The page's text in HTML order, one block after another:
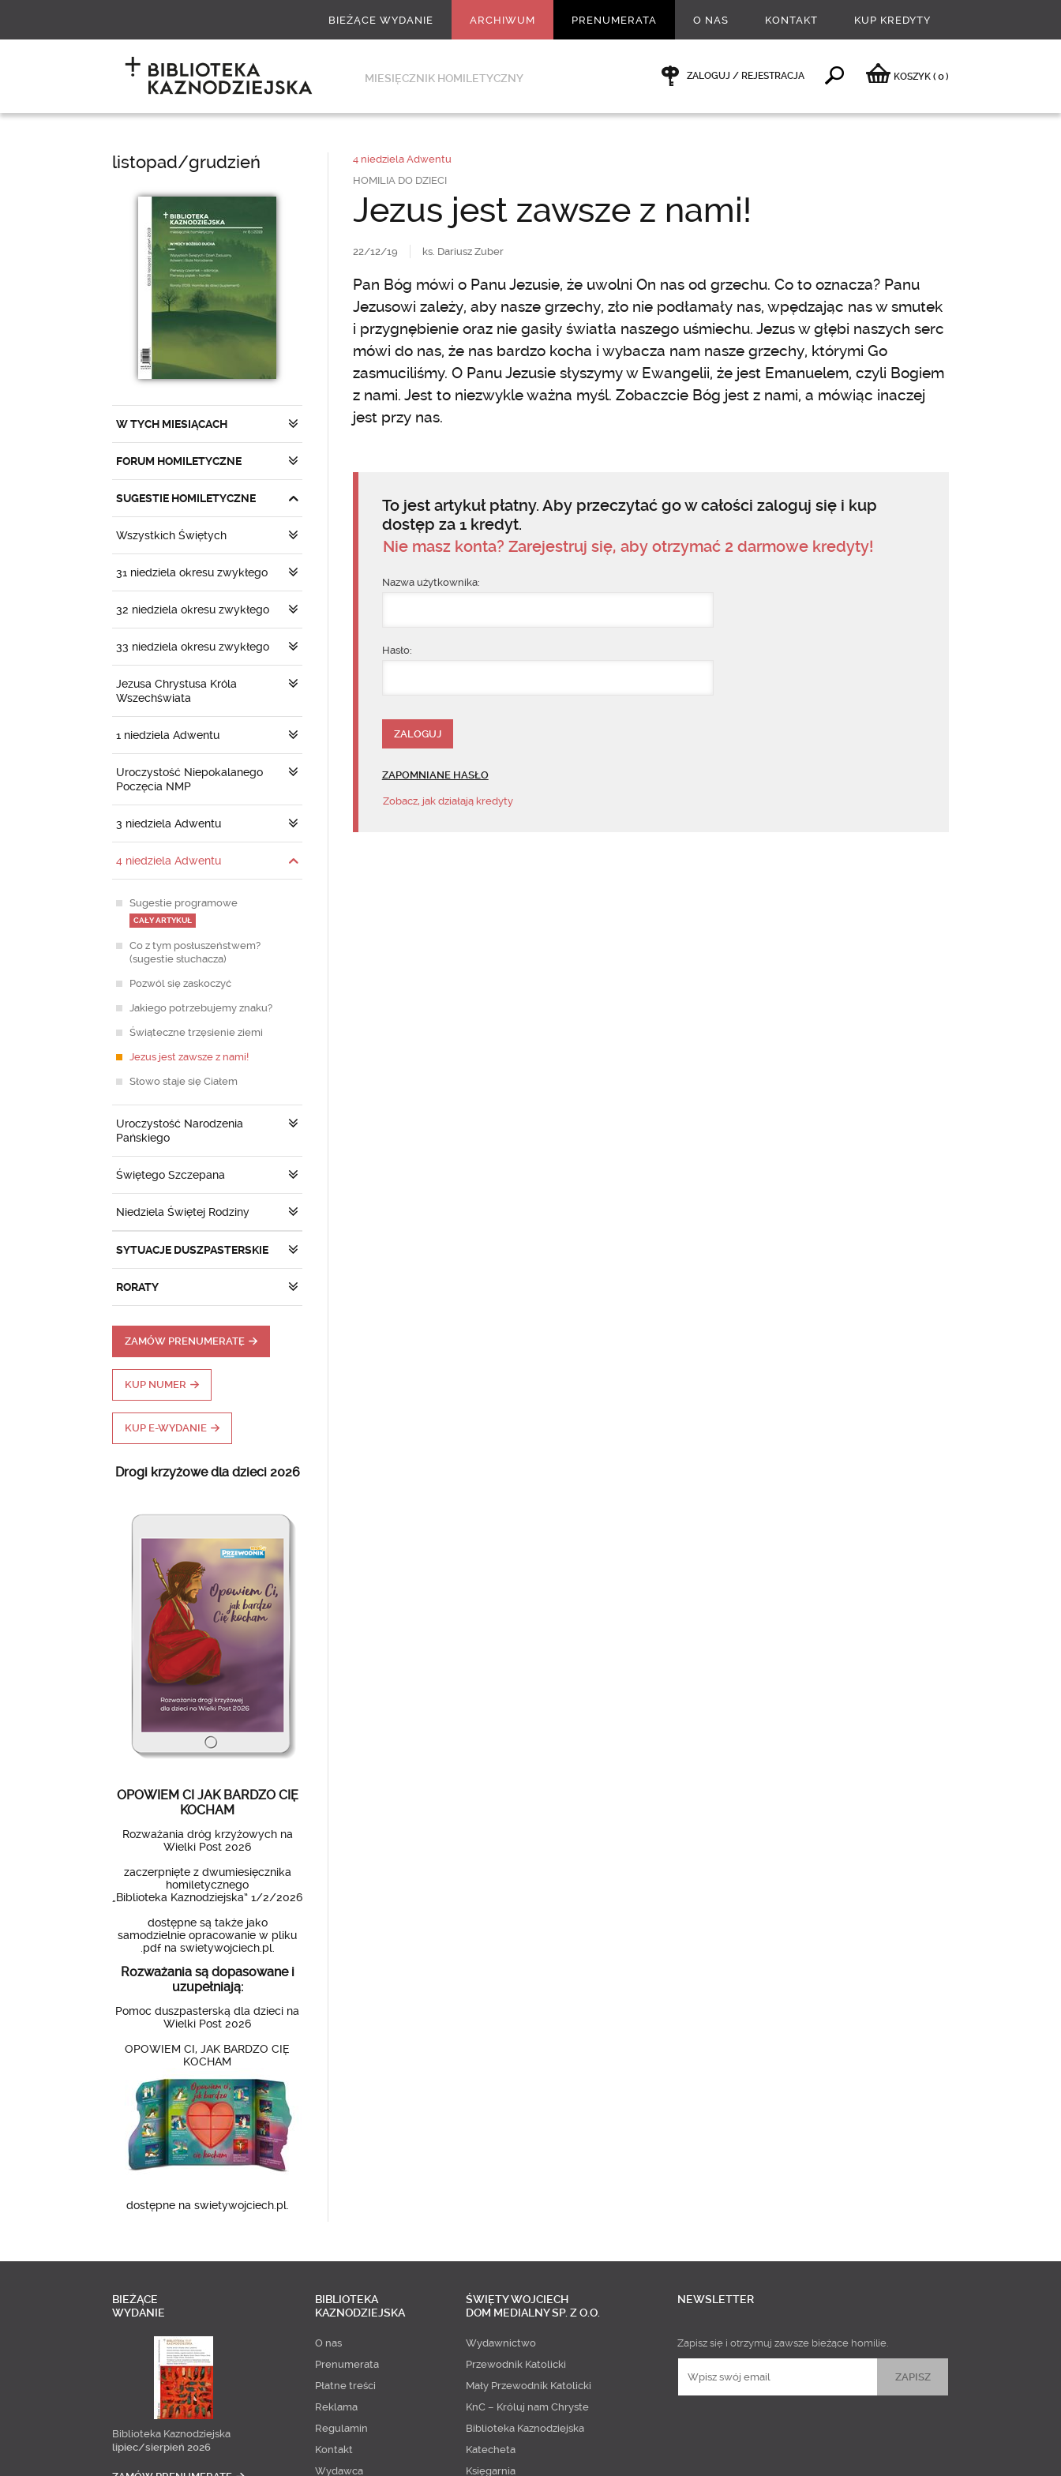
BIEŻĄCE WYDANIE ARCHIWUM PRENUMERATA O NAS KONTAKT KUP KREDYTY
MIESIĘCZNIK HOMILETYCZNY ZALOGUJ / REJESTRACJA KOSZYK ( 0)
listopad/grudzień
W TYCH MIESIĄCACH
FORUM HOMILETYCZNE
SUGESTIE HOMILETYCZNE
Wszystkich Świętych
31 niedziela okresu zwykłego
32 niedziela okresu zwykłego
33 niedziela okresu zwykłego
Jezusa Chrystusa Króla
Wszechświata
1 niedziela Adwentu
Uroczystość Niepokalanego
Poczęcia NMP
3 niedziela Adwentu
4 niedziela Adwentu
Sugestie programowe
CAŁY ARTYKUŁ
Co z tym posłuszeństwem?
(sugestie słuchacza)
Pozwól się zaskoczyć
Jakiego potrzebujemy znaku?
Świąteczne trzęsienie ziemi
Jezus jest zawsze z nami!
Słowo staje się Ciałem
Uroczystość Narodzenia
Pańskiego
Świętego Szczepana
Niedziela Świętej Rodziny
SYTUACJE DUSZPASTERSKIE
RORATY
ZAMÓW PRENUMERATĘ
KUP NUMER
KUP E-WYDANIE
Drogi krzyżowe dla dzieci 2026
OPOWIEM CI JAK BARDZO CIĘ
KOCHAM
Rozważania dróg krzyżowych na
Wielki Post 2026
zaczerpnięte z dwumiesięcznika
homiletycznego
„Biblioteka Kaznodziejska” 1/2/2026
dostępne są także jako
samodzielnie opracowanie w pliku
.pdf na swietywojciech.pl.
Rozważania są dopasowane i
uzupełniają:
Pomoc duszpasterską dla dzieci na
Wielki Post 2026
OPOWIEM CI, JAK BARDZO CIĘ
KOCHAM
dostępne na swietywojciech.pl.
4 niedziela Adwentu
HOMILIA DO DZIECI
Jezus jest zawsze z nami!
22/12/19 ks. Dariusz Zuber
Pan Bóg mówi o Panu Jezusie, że uwolni On nas od grzechu. Co to oznacza? Panu
Jezusowi zależy, aby nasze grzechy, zło nie podłamały nas, wpędzając nas w smutek
i przygnębienie oraz nie gasiły światła naszego uśmiechu. Jezus w głębi naszych serc
mówi do nas, że nas bardzo kocha i wybacza nam nasze grzechy, którymi Go
zasmuciliśmy. O Panu Jezusie słyszymy w Ewangelii, że jest Emanuelem, czyli Bogiem
z nami. Jest to niezwykle ważna myśl. Zobaczcie Bóg jest z nami, a mówiąc inaczej
jest przy nas.
To jest artykuł płatny. Aby przeczytać go w całości zaloguj się i kup
dostęp za 1 kredyt.
Nie masz konta? Zarejestruj się, aby otrzymać 2 darmowe kredyty!
Nazwa użytkownika:
Hasło:
ZAPOMNIANE HASŁO
Zobacz, jak działają kredyty
BIEŻĄCE
WYDANIE
Biblioteka Kaznodziejska
lipiec/sierpień 2026
BIBLIOTEKA
KAZNODZIEJSKA
O nas
Prenumerata
Płatne treści
Reklama
Regulamin
Kontakt
Wydawca
ŚWIĘTY WOJCIECH
DOM MEDIALNY SP. Z O.O.
Wydawnictwo
Przewodnik Katolicki
Mały Przewodnik Katolicki
KnC – Króluj nam Chryste
Biblioteka Kaznodziejska
Katecheta
Księgarnia
NEWSLETTER
Zapisz się i otrzymuj zawsze bieżące homilie.